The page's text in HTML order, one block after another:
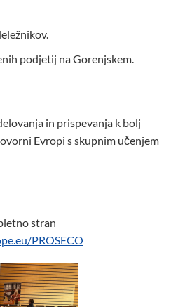
podjetij na Gorenjskem.
in prispevanja k bolj
Evropi s skupnim učenjem
stran
PROSECO